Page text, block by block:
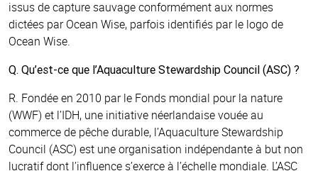
issus de capture sauvage conformément aux normes
dictées par Ocean Wise, parfois identifiés par le logo de
Ocean Wise.
Q. Qu’est-ce que l’Aquaculture Stewardship Council (ASC) ?
R. Fondée en 2010 par le Fonds mondial pour la nature
(WWF) et l’IDH, une initiative néerlandaise vouée au
commerce de pêche durable, l’Aquaculture Stewardship
Council (ASC) est une organisation indépendante à but non
lucratif dont l’influence s’exerce à l’échelle mondiale. L’ASC